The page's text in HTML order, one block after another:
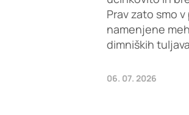
Prav zato smo
namenjene
dimniških
06. 07. 2026